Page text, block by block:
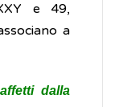
e 49,
a
dalla